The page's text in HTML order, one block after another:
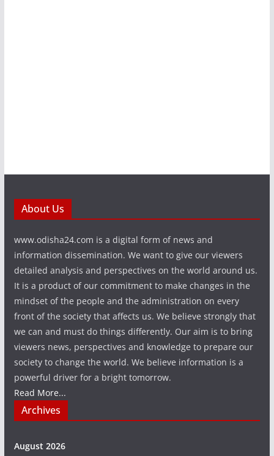
About Us
www.odisha24.com is a digital form of news and
information dissemination. We want to give our viewers
detailed analysis and perspectives on the world around us.
It is a product of our commitment to make changes in the
mindset of the people and the administration on every
front of the society that affects us. We believe strongly that
we can and must do things differently. Our aim is to bring
viewers news, perspectives and knowledge to prepare our
society to change the world. We believe information is a
powerful driver for a bright tomorrow.
Read More...
Archives
August 2026